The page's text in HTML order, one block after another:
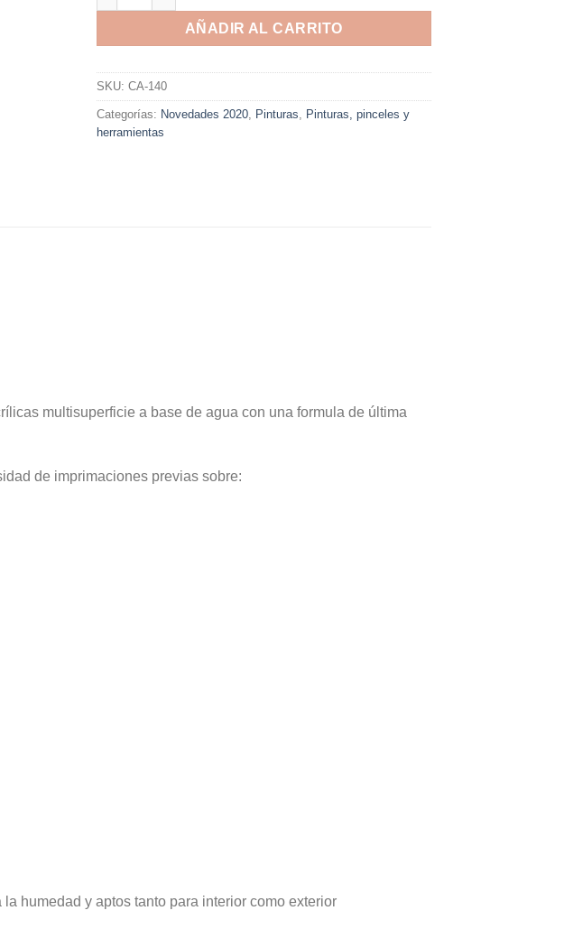
AÑADIR AL CARRITO
SKU:CA-140
Categorías: Novedades 2020 Pinturas
Pinturas, pinceles y
herramientas
multisuperficie a base de agua con una formula de última
de imprimaciones previas sobre:
humedad y aptos tanto para interior como exterior